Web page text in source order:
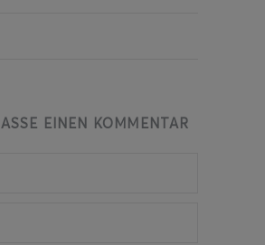
EINEN KOMMENTAR